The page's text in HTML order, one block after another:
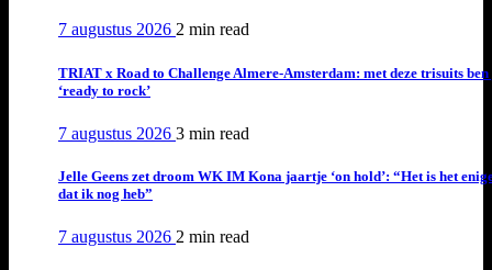
7 augustus 2026 2 min read
TRIAT x Road to Challenge Almere-Amsterdam: met deze trisuits ben
‘ready to rock’
7 augustus 2026 3 min read
Jelle Geens zet droom WK IM Kona jaartje ‘on hold’: “Het is het
dat ik nog heb”
7 augustus 2026 2 min read